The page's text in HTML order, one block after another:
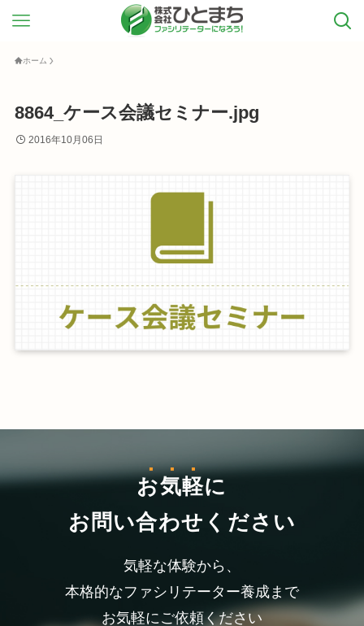
ホーム
8864_ケース会議セミナー.jpg
2016年10月06日
お気軽に
お問い合わせください
気軽な体験から、
本格的なファシリテーター養成まで
お気軽にご依頼ください